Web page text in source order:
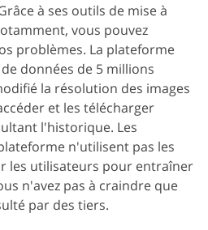
à ses outils de mise à
vous pouvez
problèmes. La plateforme
données de 5 millions
la résolution des images
et les télécharger
l'historique. Les
n'utilisent pas les
les utilisateurs pour entraîner
n'avez pas à craindre que
par des tiers.